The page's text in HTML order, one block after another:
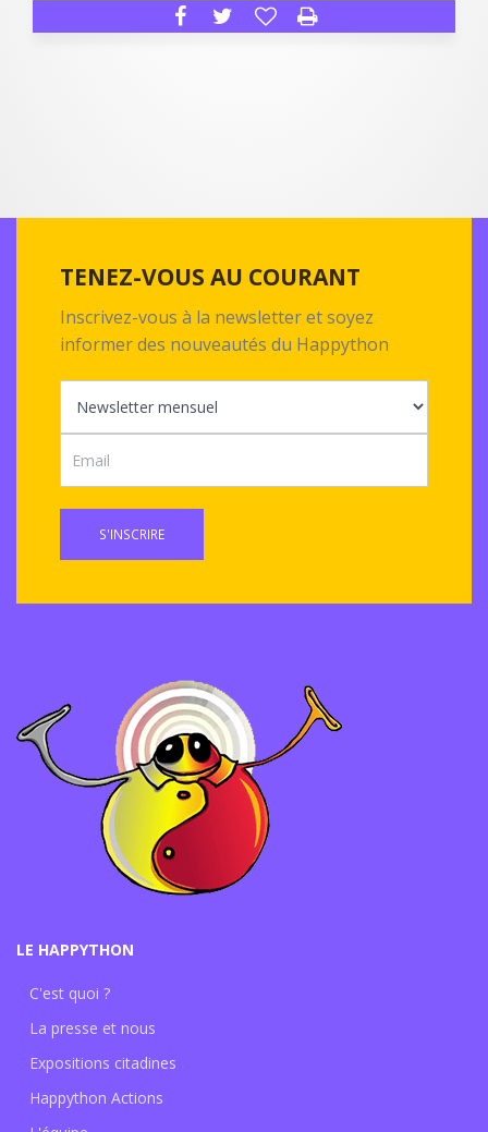
TENEZ-VOUS AU COURANT
Inscrivez-vous à la newsletter et soyez
informer des nouveautés du Happython
S'INSCRIRE
LE HAPPYTHON
C'est quoi ?
La presse et nous
Expositions citadines
Happython Actions